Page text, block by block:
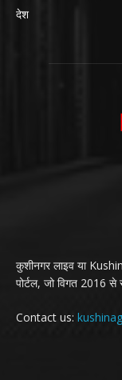
देश
कुशीनगर लाइव या
पोर्टल, जो विगत 2016
Contact us: